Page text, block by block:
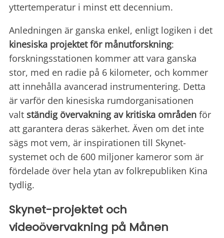
yttertemperatur i minst ett decennium.
Anledningen är ganska enkel, enligt logiken i det
kinesiska projektet för månutforskning:
forskningsstationen kommer att vara ganska
stor, med en radie på 6 kilometer, och kommer
att innehålla avancerad instrumentering. Detta
är varför den kinesiska rumdorganisationen
valt ständig övervakning av kritiska områden för
att garantera deras säkerhet. Även om det inte
sägs mot vem, är inspirationen till Skynet-
systemet och de 600 miljoner kameror som är
fördelade över hela ytan av folkrepubliken Kina
tydlig.
Skynet-projektet och
videoövervakning på Månen